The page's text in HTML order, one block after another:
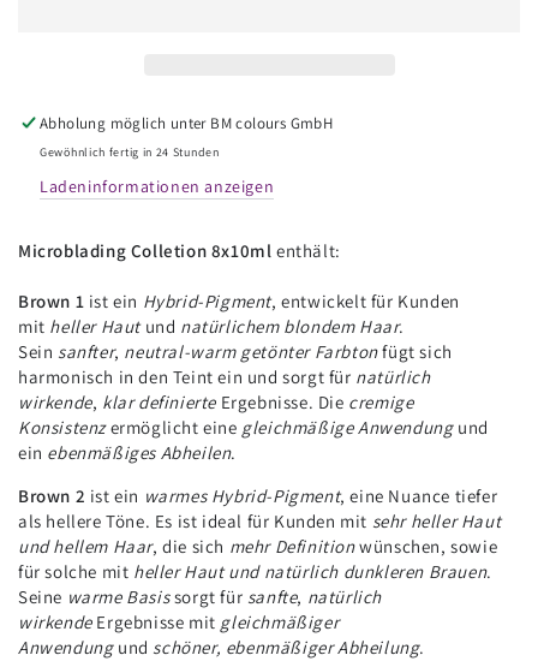
Abholung möglich unter BM colours GmbH
Gewöhnlich fertig in 24 Stunden
Ladeninformationen anzeigen
Microblading Colletion 8x10ml enthält:
Brown 1 ist ein Hybrid-Pigment, entwickelt für Kunden
mit heller Hautund natürlichem blondem Haar.
Sein sanfter, neutral-warm getönter Farbtonfügt sich
harmonisch in den Teint ein und sorgt für natürlich
wirkende, klar definierte Ergebnisse. Die cremige
Konsistenzermöglicht eine gleichmäßige Anwendungund
ein ebenmäßiges Abheilen.
Brown 2 ist ein warmes Hybrid-Pigment, eine Nuance tiefer
als hellere Töne. Es ist ideal für Kunden mit sehr heller Haut
und hellem Haar, die sich mehr Definitionwünschen, sowie
für solche mit heller Haut und natürlich dunkleren Brauen.
Seine warme Basissorgt für sanfte, natürlich
wirkendeErgebnisse mit gleichmäßiger
Anwendungund schöner, ebenmäßiger Abheilung.